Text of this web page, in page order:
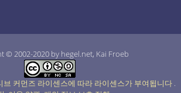
© 2002-2020 by hegel.net, Kai Froeb
브 커먼즈 라이센스에 따라 라이센스가 부여됩니다 .